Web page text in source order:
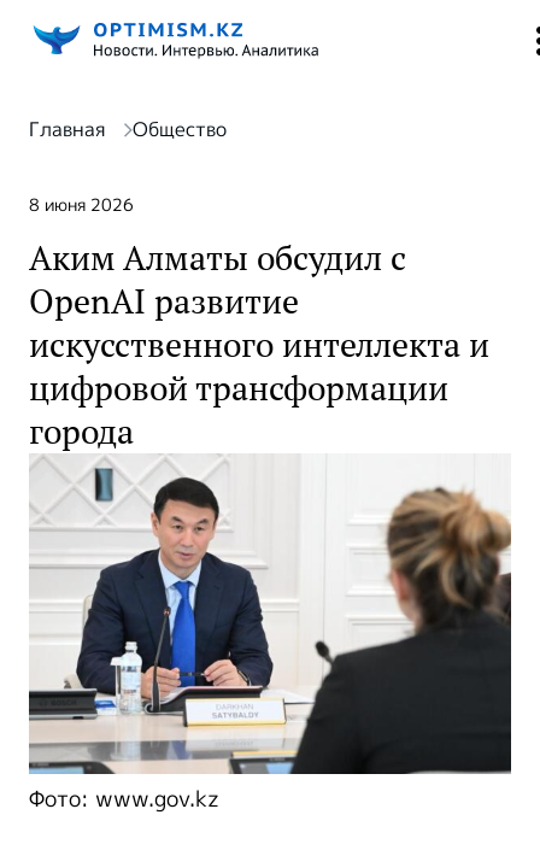
Главная Общество
8 июня 2026
Аким Алматы обсудил с
OpenAI развитие
искусственного интеллекта и
цифровой трансформации
города
Фото: www.gov.kz